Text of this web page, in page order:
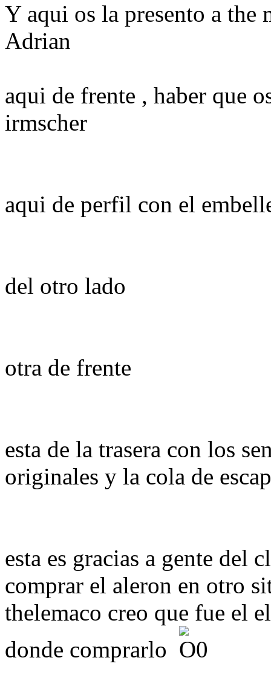
Y aqui os la presento a
Adrian
aqui de frente , haber que
irmscher
aqui de perfil con el
del otro lado
otra de frente
esta de la trasera con los
originales y la cola de
esta es gracias a gente del
comprar el aleron en otro
thelemaco creo que fue el
donde comprarlo